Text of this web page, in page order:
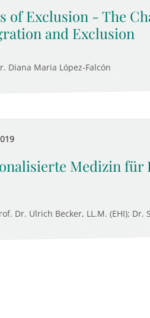
of Exclusion - The
and Exclusion
Diana Maria López-Falcón
Medizin für
Dr. Ulrich Becker, LL.M. (EHI);